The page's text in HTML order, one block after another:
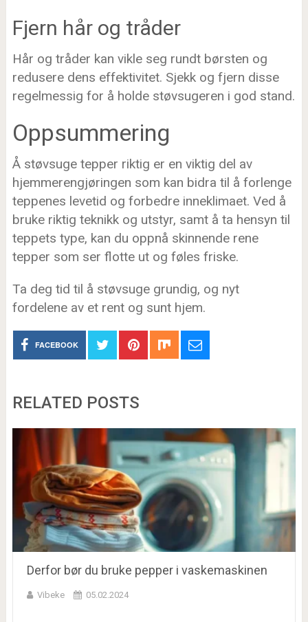
Fjern hår og tråder
Hår og tråder kan vikle seg rundt børsten og
redusere dens effektivitet. Sjekk og fjern disse
regelmessig for å holde støvsugeren i god stand.
Oppsummering
Å støvsuge tepper riktig er en viktig del av
hjemmerengjøringen som kan bidra til å forlenge
teppenes levetid og forbedre inneklimaet. Ved å
bruke riktig teknikk og utstyr, samt å ta hensyn til
teppets type, kan du oppnå skinnende rene
tepper som ser flotte ut og føles friske.
Ta deg tid til å støvsuge grundig, og nyt
fordelene av et rent og sunt hjem.
FACEBOOK
RELATED POSTS
Derfor bør du bruke pepper i vaskemaskinen
Vibeke 05.02.2024